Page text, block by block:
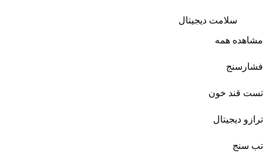
سلامت دیجیتال
مشاهده همه
فشارسنج
تست قند خون
ترازو دیجیتال
تب سنج